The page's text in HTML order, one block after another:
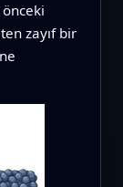
zayıf bir